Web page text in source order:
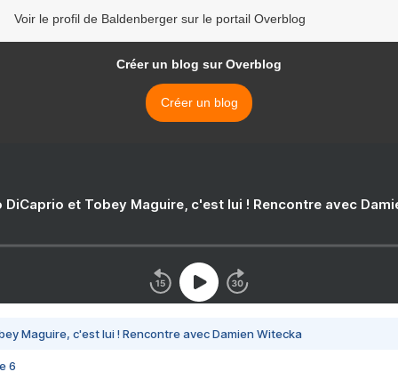
Voir le profil de Baldenberger sur le portail Overblog
Créer un blog sur Overblog
Créer un blog
DiCaprio et Tobey Maguire, c'est lui ! Rencontre avec
Maguire, c'est lui ! Rencontre avec Damien Witecka
6